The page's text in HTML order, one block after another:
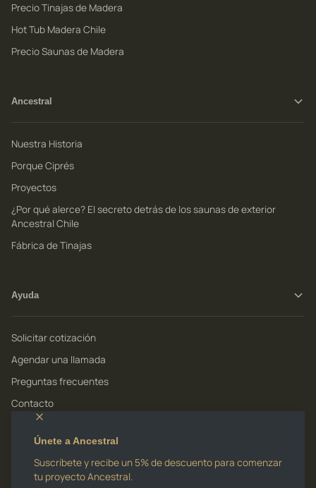
Únete a Ancestral
Suscríbete y recibe un 5% de descuento para comenzar
tu proyecto Ancestral.
Precio Tinajas de Madera
Hot Tub Madera Chile
Precio Saunas de Madera
Ancestral
Nuestra Historia
Porque Ciprés
Proyectos
¿Por qué alerce? El secreto detrás de los saunas de exterior
Ancestral Chile
Fábrica de Tinajas
Ayuda
Solicitar cotización
Agendar una llamada
Preguntas frecuentes
Contacto
Envíos y tiempos
Enviamos a